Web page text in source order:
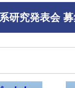
研究発表会